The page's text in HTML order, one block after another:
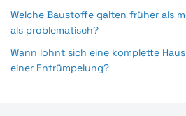
Welche Baustoffe galten früher als
als problematisch?
Wann lohnt sich eine komplette
einer Entrümpelung?